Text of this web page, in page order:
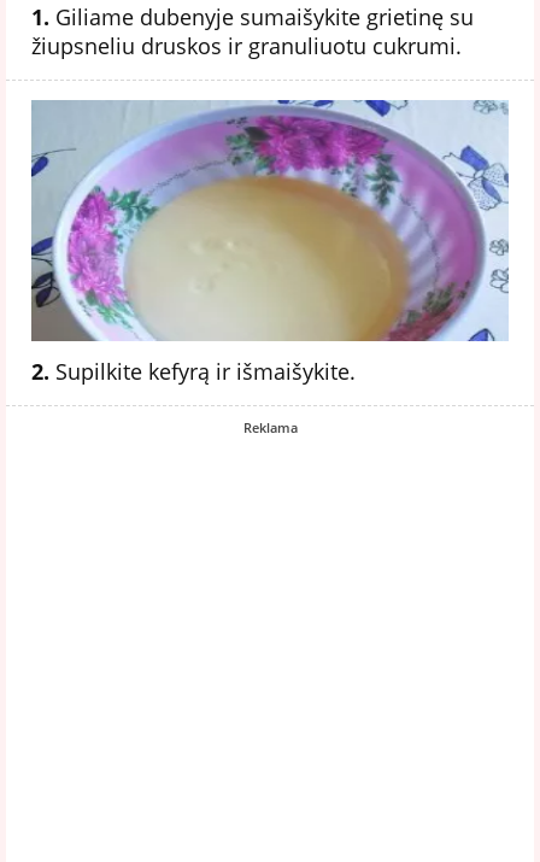
1. Giliame dubenyje sumaišykite grietinę su
žiupsneliu druskos ir granuliuotu cukrumi.
2. Supilkite kefyrą ir išmaišykite.
Reklama